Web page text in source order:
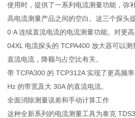
使用时，提供了一系列电流测量功能，弥
高电流测量产品之间的空白。这三个探头
0 A 连续直流电流的电流测量功能。对更
04XL 电流探头的 TCPA400 放大器可以
直流电流，降额与占空比有关。
带 TCPA300 的 TCP312A 实现了更高频
Hz 的带宽及大 30A 的直流电流。
全面消除测量误差和手动计算工作
这种全新系列的电流测量工具为泰克